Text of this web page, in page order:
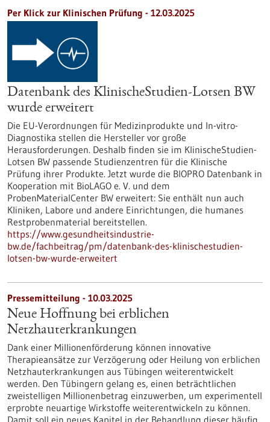
Per Klick zur Klinischen Prüfung - 12.03.2025
Datenbank des KlinischeStudien-Lotsen BW
wurde erweitert
Die EU-Verordnungen für Medizinprodukte und In-vitro-
Diagnostika stellen die Hersteller vor große
Herausforderungen. Deshalb finden sie im KlinischeStudien-
Lotsen BW passende Studienzentren für die Klinische
Prüfung ihrer Produkte. Jetzt wurde die BIOPRO Datenbank in
Kooperation mit BioLAGO e. V. und dem
ProbenMaterialCenter BW erweitert: Sie enthält nun auch
Kliniken, Labore und andere Einrichtungen, die humanes
Restprobenmaterial bereitstellen.
https://www.gesundheitsindustrie-
bw.de/fachbeitrag/pm/datenbank-des-klinischestudien-
lotsen-bw-wurde-erweitert
Pressemitteilung - 10.03.2025
Neue Hoffnung bei erblichen
Netzhauterkrankungen
Dank einer Millionenförderung können innovative
Therapieansätze zur Verzögerung oder Heilung von erblichen
Netzhauterkrankungen aus Tübingen weiterentwickelt
werden. Den Tübingern gelang es, einen beträchtlichen
zweistelligen Millionenbetrag einzuwerben, um experimentell
erprobte neuartige Wirkstoffe weiterentwickeln zu können.
Damit soll ein neues Kapitel in der Behandlung dieser häufig